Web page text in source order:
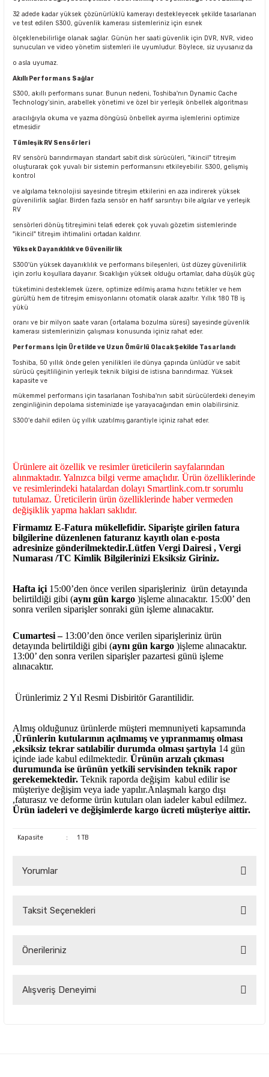
32 adede kadar yüksek çözünürlüklü kamerayı destekleyecek şekilde tasarlanan
ve test edilen S300, güvenlik kamerası sistemleriniz için esnek
ölçeklenebilirliğe olanak sağlar. Günün her saati güvenlik için DVR, NVR, video
sunucuları ve video yönetim sistemleri ile uyumludur. Böylece, siz uyusanız da
o asla uyumaz.
Akıllı Performans Sağlar
S300, akıllı performans sunar. Bunun nedeni, Toshiba'nın Dynamic Cache
Technology’sinin, arabellek yönetimi ve özel bir yerleşik önbellek algoritması
aracılığıyla okuma ve yazma döngüsü önbellek ayırma işlemlerini optimize
etmesidir
Tümleşik RV Sensörleri
RV sensörü barındırmayan standart sabit disk sürücüleri, "ikincil" titreşim
oluşturarak çok yuvalı bir sistemin performansını etkileyebilir. S300, gelişmiş
kontrol
ve algılama teknolojisi sayesinde titreşim etkilerini en aza indirerek yüksek
güvenilirlik sağlar. Birden fazla sensör en hafif sarsıntıyı bile algılar ve yerleşik
RV
sensörleri dönüş titreşimini telafi ederek çok yuvalı gözetim sistemlerinde
"ikincil" titreşim ihtimalini ortadan kaldırır.
Yüksek Dayanıklılık ve Güvenilirlik
S300'ün yüksek dayanıklılık ve performans bileşenleri, üst düzey güvenilirlik
için zorlu koşullara dayanır. Sıcaklığın yüksek olduğu ortamlar, daha düşük güç
tüketimini desteklemek üzere, optimize edilmiş arama hızını tetikler ve hem
gürültü hem de titreşim emisyonlarını otomatik olarak azaltır. Yıllık 180 TB iş
yükü
oranı ve bir milyon saate varan (ortalama bozulma süresi) sayesinde güvenlik
kamerası sistemlerinizin çalışması konusunda içiniz rahat eder.
Performans İçin Üretilde ve Uzun Ömürlü Olacak Şekilde Tasarlandı
Toshiba, 50 yıllık önde gelen yenilikleri ile dünya çapında ünlüdür ve sabit
sürücü çeşitliliğinin yerleşik teknik bilgisi de istisna barındırmaz. Yüksek
kapasite ve
mükemmel performans için tasarlanan Toshiba'nın sabit sürücülerdeki deneyim
zenginliğinin depolama sisteminizde işe yarayacağından emin olabilirsiniz.
S300'e dahil edilen üç yıllık uzatılmış garantiyle içiniz rahat eder.
Ürünlere ait özellik ve resimler üreticilerin sayfalarından
alınmaktadır. Yalnızca bilgi verme amaçlıdır. Ürün özelliklerinde
ve resimlerindeki hatalardan dolayı Smartlink.com.tr sorumlu
tutulamaz. Üreticilerin ürün özelliklerinde haber vermeden
değişiklik yapma hakları saklıdır.
Firmamız E-Fatura mükellefidir. Siparişte girilen fatura
bilgilerine düzenlenen faturanız kayıtlı olan e-posta
adresinize gönderilmektedir.Lütfen Vergi Dairesi , Vergi
Numarası /TC Kimlik Bilgilerinizi Eksiksiz Giriniz.
Hafta içi 15:00’den önce verilen siparişleriniz ürün detayında
belirtildiği gibi (aynı gün kargo )işleme alınacaktır. 15:00’ den
sonra verilen siparişler sonraki gün işleme alınacaktır.
Cumartesi – 13:00’den önce verilen siparişleriniz ürün
detayında belirtildiği gibi (aynı gün kargo )işleme alınacaktır.
13:00’ den sonra verilen siparişler pazartesi günü işleme
alınacaktır.
Ürünlerimiz 2 Yıl Resmi Disbiritör Garantilidir.
Almış olduğunuz ürünlerde müşteri memnuniyeti kapsamında
,Ürünlerin kutularının açılmamış ve yıpranmamış olması
,eksiksiz tekrar satılabilir durumda olması şartıyla 14 gün
içinde iade kabul edilmektedir. Ürünün arızalı çıkması
durumunda ise ürünün yetkili servisinden teknik rapor
gerekemektedir. Teknik raporda değişim kabul edilir ise
müşteriye değişim veya iade yapılır.Anlaşmalı kargo dışı
,faturasız ve deforme ürün kutuları olan iadeler kabul edilmez.
Ürün iadeleri ve değişimlerde kargo ücreti müşteriye aittir.
Kapasite : 1 TB
Yorumlar
Taksit Seçenekleri
Önerileriniz
konularda yetersiz gördüğünüz noktaları öneri formunu
Alışveriş Deneyimi